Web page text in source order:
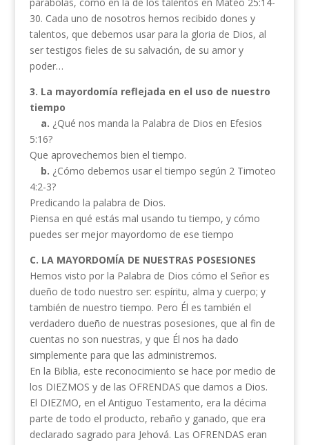
30. Cada uno de nosotros hemos recibido dones y
talentos, que debemos usar para la gloria de Dios, al
ser testigos fieles de su salvación, de su amor y
poder…
3. La mayordomía reflejada en el uso de nuestro
tiempo
a. ¿Qué nos manda la Palabra de Dios en Efesios
5:16?
Que aprovechemos bien el tiempo.
b. ¿Cómo debemos usar el tiempo según 2 Timoteo
4:2-3?
Predicando la palabra de Dios.
Piensa en qué estás mal usando tu tiempo, y cómo
puedes ser mejor mayordomo de ese tiempo
C. LA MAYORDOMÍA DE NUESTRAS POSESIONES
Hemos visto por la Palabra de Dios cómo el Señor es
dueño de todo nuestro ser: espíritu, alma y cuerpo; y
también de nuestro tiempo. Pero Él es también el
verdadero dueño de nuestras posesiones, que al fin de
cuentas no son nuestras, y que Él nos ha dado
simplemente para que las administremos.
En la Biblia, este reconocimiento se hace por medio de
los DIEZMOS y de las OFRENDAS que damos a Dios.
El DIEZMO, en el Antiguo Testamento, era la décima
parte de todo el producto, rebaño y ganado, que era
declarado sagrado para Jehová. Las OFRENDAS eran